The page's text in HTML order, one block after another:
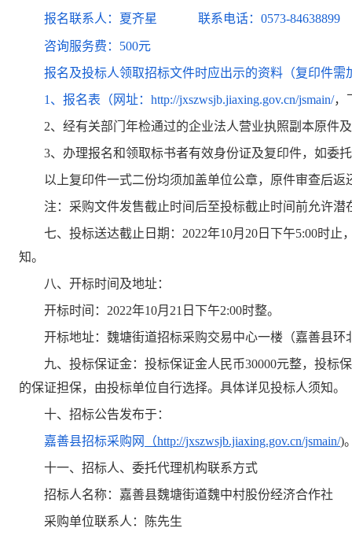
报名联系人： 夏齐星 联系电话： 0573-84638899
咨询服务费： 500元
报名及投标人领取招标文件时应出示的资料（复印件
1、报名表（网址： http://jxszwsjb.jiaxing.gov.cn/jsmain/，
2、 经有关部门年检通过的企业法人营业执照副本原件
3、办理报名和领取标书者有效身份证及复印件，如委
以上复印件一式二份均须加盖单位公章，原件审查后返
注：采购文件发售截止时间后至投标截止时间前允许
七、投标送达截止日期： 2022年10月 20 日 下午5:00时止
知。
八、开标时间及地址：
开标时间： 2022年10月 21 日 下午2:00时整。
开标地址： 魏塘街道招标采购交易中心一楼（嘉善县环
九、投标保证金：投标保证金人民币30000元整， 投标
的保证担保，由投标单位自行选择。具体详见投标人须知。
十、 招标公告发布于：
嘉善县招标采购网
（http://jxszwsjb.jiaxing.gov.cn/jsmain/)
十一、招标人、委托代理机构联系方式
招标人名称：嘉善县魏塘街道魏中村股份经济合作社
采购单位联系人：陈先生